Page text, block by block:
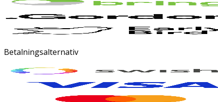
Betalningsalternativ